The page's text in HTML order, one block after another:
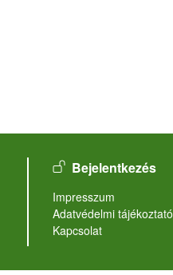
User account menu
Bejelentkezés
Lábléc
Impresszum
Adatvédelmi tájékoztató
Kapcsolat